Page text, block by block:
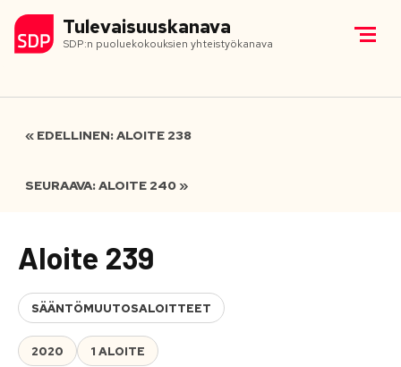
Tulevaisuuskanava
SDP:n puoluekokouksien yhteistyökanava
« EDELLINEN: ALOITE 238
SEURAAVA: ALOITE 240 »
Aloite 239
SÄÄNTÖMUUTOSALOITTEET
2020 1 ALOITE